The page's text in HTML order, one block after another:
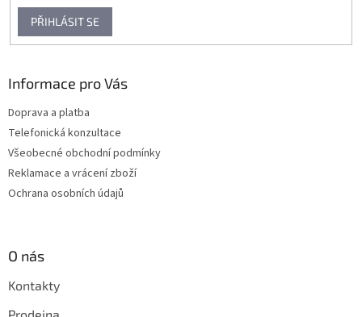
PŘIHLÁSIT SE
Informace pro Vás
Doprava a platba
Telefonická konzultace
Všeobecné obchodní podmínky
Reklamace a vrácení zboží
Ochrana osobních údajů
O nás
Kontakty